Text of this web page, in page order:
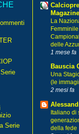
Serie
La
delle
1 mese fa
Bauscia
Una
(le
2 mesi fa
Italiano di
della fede